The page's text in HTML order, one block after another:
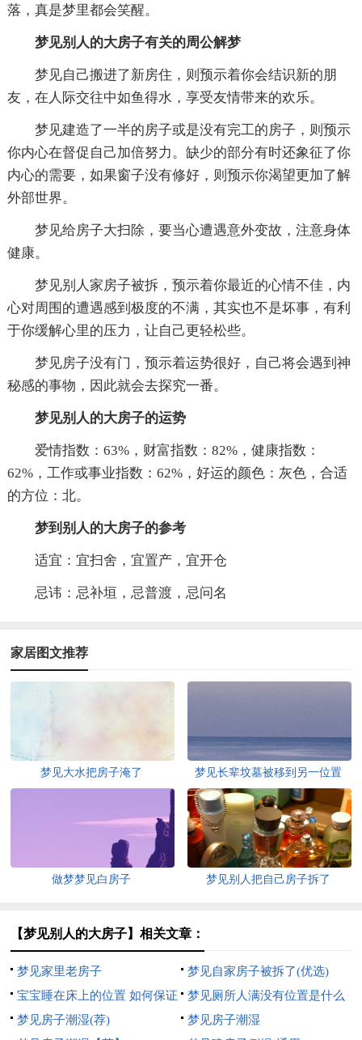
落，真是梦里都会笑醒。
梦见别人的大房子有关的周公解梦
梦见自己搬进了新房住，则预示着你会结识新的朋
友，在人际交往中如鱼得水，享受友情带来的欢乐。
梦见建造了一半的房子或是没有完工的房子，则预示
你内心在督促自己加倍努力。缺少的部分有时还象征了你
内心的需要，如果窗子没有修好，则预示你渴望更加了解
外部世界。
梦见给房子大扫除，要当心遭遇意外变故，注意身体
健康。
梦见别人家房子被拆，预示着你最近的心情不佳，内
心对周围的遭遇感到极度的不满，其实也不是坏事，有利
于你缓解心里的压力，让自己更轻松些。
梦见房子没有门，预示着运势很好，自己将会遇到神
秘感的事物，因此就会去探究一番。
梦见别人的大房子的运势
爱情指数：63%，财富指数：82%，健康指数：
62%，工作或事业指数：62%，好运的颜色：灰色，合适
的方位：北。
梦到别人的大房子的参考
适宜：宜扫舍，宜置产，宜开仓
忌讳：忌补垣，忌普渡，忌问名
家居图文推荐
梦见大水把房子淹了 梦见长辈坟墓被移到另一位置
做梦梦见白房子 梦见别人把自己房子拆了
【梦见别人的大房子】相关文章：
梦见家里老房子
梦见自家房子被拆了(优选)
宝宝睡在床上的位置 如何保证
宝宝安全
梦见厕所人满没有位置是什么
意思
梦见房子潮湿(荐)
梦见房子潮湿